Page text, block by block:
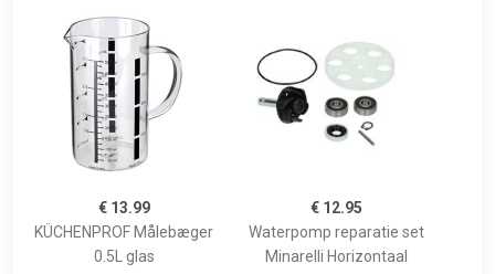
€ 13.99
KÜCHENPROF Målebæger
0.5L glas
€ 12.95
Waterpomp reparatie set
Minarelli Horizontaal